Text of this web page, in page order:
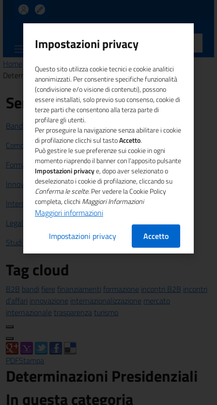
CALABRIA
Home Amministrazione trasparente > Provvedimenti
Determinazioni Presidenziali
Servizi
Bandi e Finanziamenti
Competitività sistema imprenditoriale
Formazione e lavoro
Innovazione
Internazionalizzazione
Legalità
Studi e statistiche
Tag cloud
B2B bandi fiere finanziamenti formazione incontri B2B incontri
d'affari innovazione internazionalizzazione mercato
internazionale trasparenzaturismo
PDFStampa
Determinazioni Presidenziali
In questa categoria
Impostazioni privacy
Questo sito utilizza cookie tecnici e cookie analitici
anonimizzati. Per consentire specifiche funzionalità
(condivisione e/o visione di contenuti), possono
essere installati, solo previo suo consenso, cookie di
terze parti che consentono alla terza parte di
profilare gli utenti.
Per proseguire la navigazione senza abilitare i cookie
di profilazione clicchi sul tastoAccetto.
Può gestire le sue preferenze sui cookie in ogni
momento riaprendo il banner con l'apposito pulsante
Impostazioni privacye, dopo aver selezionato o
deselezionato i cookie di profilazione, cliccando su
Conferma le scelte. Per vedere la Cookie Policy
completa, clicchi Maggiori Informazioni
Maggiori informazioni
Impostazioni privacy
Accetto